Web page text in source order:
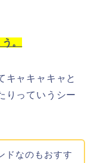
。
キャキャキャと
りっていうシー
ドなのもおすす